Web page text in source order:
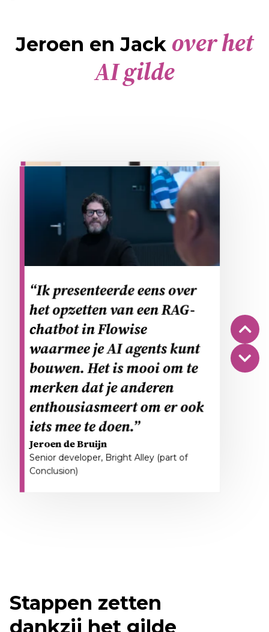
Jeroen en Jack over het
AI gilde
Jack van Grunsven
Projectmanager, KWD
Resultaatmanagement
“Zo’n gildebijeenkomst is
als het lezen van de krant of
een vaktijdschrift, je haalt
er interessante informatie
uit en weet meteen wie
binnen het ecosysteem de
kennis heeft om je verder te
helpen.”
Jeroen de Bruijn
Senior developer, Bright Alley (part of
Conclusion)
“Ik presenteerde eens over
het opzetten van een RAG-
chatbot in Flowise
waarmee je AI agents kunt
bouwen. Het is mooi om te
merken dat je anderen
enthousiasmeert om er ook
iets mee te doen.”
Stappen zetten
dankzij het gilde